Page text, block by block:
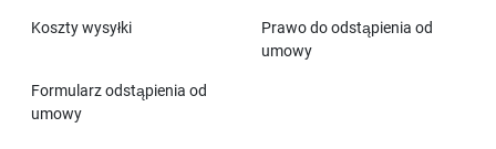
Koszty wysyłki
Prawo do odstąpienia od
umowy
Formularz odstąpienia od
umowy